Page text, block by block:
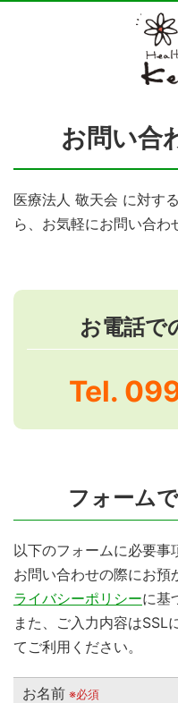
お問い合
医療法人 敬天会 に対す
ら、お気軽にお問い合わ
お電話で
Tel.
フォーム
以下のフォームに必要事
お問い合わせの際にお預
ライバシーポリシーに基
また、ご入力内容はSSL
てご利用ください。
お名前 ※必須